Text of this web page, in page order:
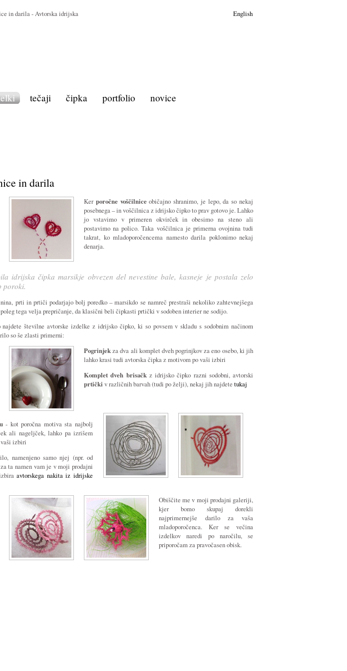
in darila - Avtorska idrijska
English
tečaji čipka portfolio novice
in darila
Ker poročne voščilniceobičajno shranimo, je lepo, da so nekaj
posebnega – in voščilnica z idrijsko čipko to prav gotovo je. Lahko
jo vstavimo v primeren okvirček in obesimo na steno ali
postavimo na polico. Taka voščilnica je primerna ovojnina tudi
takrat, ko mladoporočencema namesto darila poklonimo nekaj
denarja.
idrijska čipka marsikje obvezen del nevestine bale, kasneje je postala zelo
poroki.
prti in prtiči podarjajo bolj poredko – marsikdo se namreč prestraši nekoliko zahtevnejšega
tega velja prepričanje, da klasični beli čipkasti prtički v sodoben interier ne sodijo.
številne avtorske izdelke z idrijsko čipko, ki so povsem v skladu s sodobnim načinom
so še zlasti primerni:
Pogrinjekza dva ali komplet dveh pogrinjkov za eno osebo, ki jih
lahko krasi tudi avtorska čipka z motivom po vaši izbiri
Komplet dveh brisačkz idrijsko čipko razni sodobni, avtorski
prtički v različnih barvah (tudi po želji), nekaj jih najdete tukaj
- kot poročna motiva sta najbolj
ali nageljček, lahko pa izrišem
izbiri
namenjeno samo njej (npr. od
ta namen vam je v moji prodajni
avtorskega nakita iz idrijske
Obiščite me v moji prodajni galeriji,
kjer bomo skupaj dorekli
najprimernejše darilo za vaša
mladoporočenca. Ker se večina
izdelkov naredi po naročilu, se
priporočam za pravočasen obisk.